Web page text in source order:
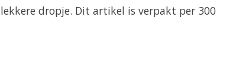
dropje. Dit artikel is verpakt per 300